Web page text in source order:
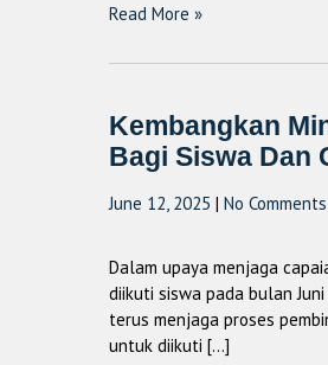
Read More »
Kembangkan
Bagi Siswa Dan
June 12, 2025 | No Comments
Dalam upaya menjaga
diikuti siswa pada bulan
terus menjaga proses
untuk diikuti […]